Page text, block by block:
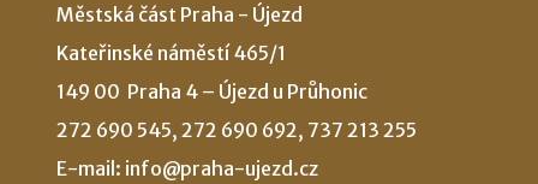
Městská část Praha - Újezd
Kateřinské náměstí 465/1
149 00 Praha 4 – Újezd u Průhonic
272 690 545, 272 690 692, 737 213 255
E-mail: info@praha-ujezd.cz